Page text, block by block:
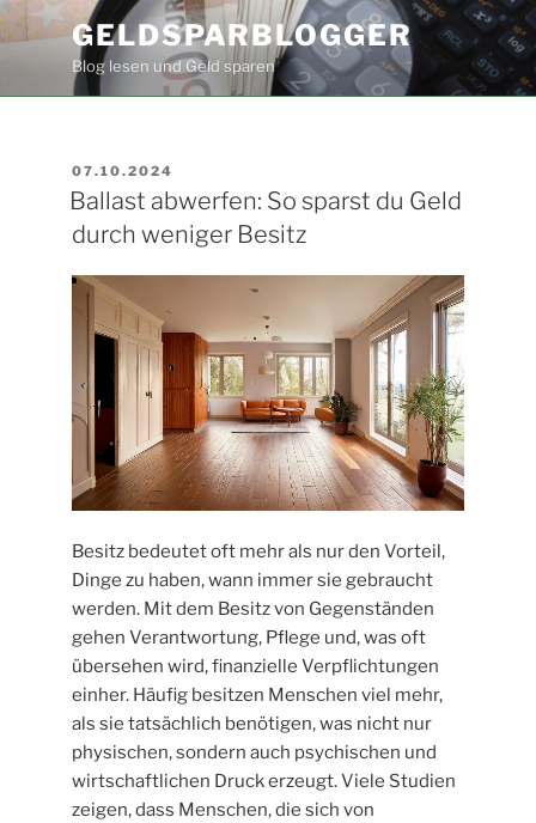
Zum
Inhalt
springen
GELDSPARBLOGGER
Blog lesen und Geld sparen
VERÖFFENTLICHT
AM
07.10.2024
Ballast abwerfen: So sparst du Geld
durch weniger Besitz
Besitz bedeutet oft mehr als nur den Vorteil,
Dinge zu haben, wann immer sie gebraucht
werden. Mit dem Besitz von Gegenständen
gehen Verantwortung, Pflege und, was oft
übersehen wird, finanzielle Verpflichtungen
einher. Häufig besitzen Menschen viel mehr,
als sie tatsächlich benötigen, was nicht nur
physischen, sondern auch psychischen und
wirtschaftlichen Druck erzeugt. Viele Studien
zeigen, dass Menschen, die sich von